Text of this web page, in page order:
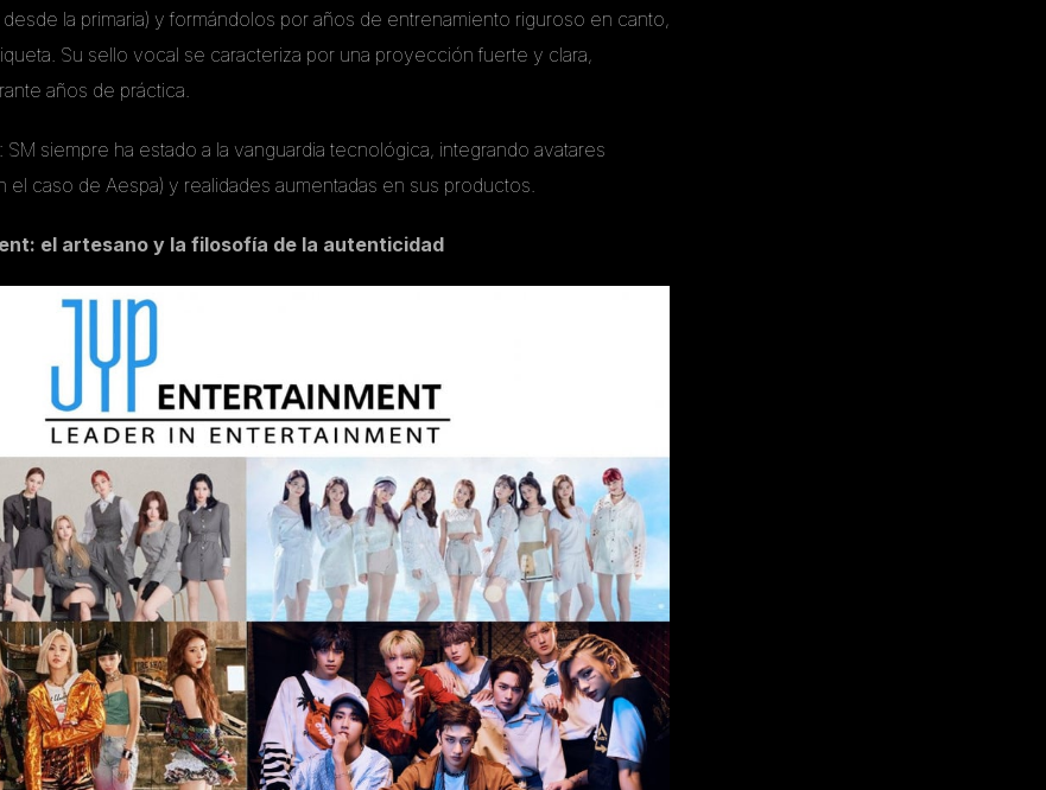
la primaria) y formándolos por años de entrenamiento riguroso en canto,
Su sello vocal se caracteriza por una proyección fuerte y clara,
años de práctica.
: SM siempre ha estado a la vanguardia tecnológica, integrando avatares
el caso de Aespa) y realidades aumentadas en sus productos.
el artesano y la filosofía de la autenticidad